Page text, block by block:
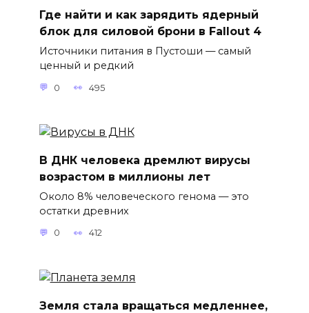
Где найти и как зарядить ядерный
блок для силовой брони в Fallout 4
Источники питания в Пустоши — самый
ценный и редкий
0 495
В ДНК человека дремлют вирусы
возрастом в миллионы лет
Около 8% человеческого генома — это
остатки древних
0 412
Земля стала вращаться медленнее,